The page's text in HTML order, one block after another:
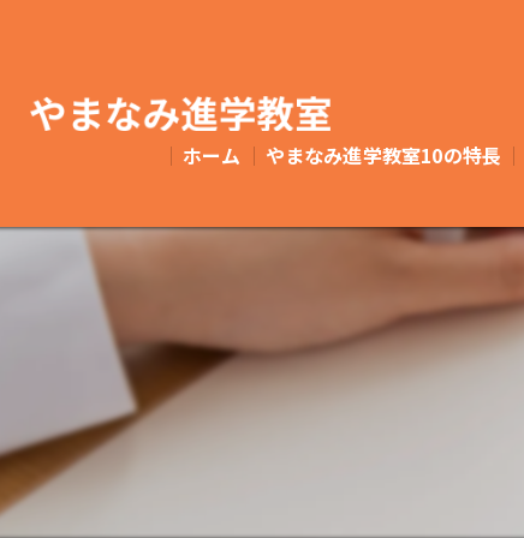
ホーム やまなみ進学教室10の特⻑